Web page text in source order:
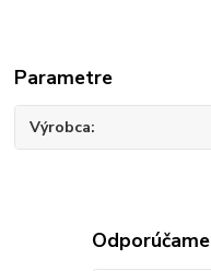
Parametre
Výrobca
Odporúčame